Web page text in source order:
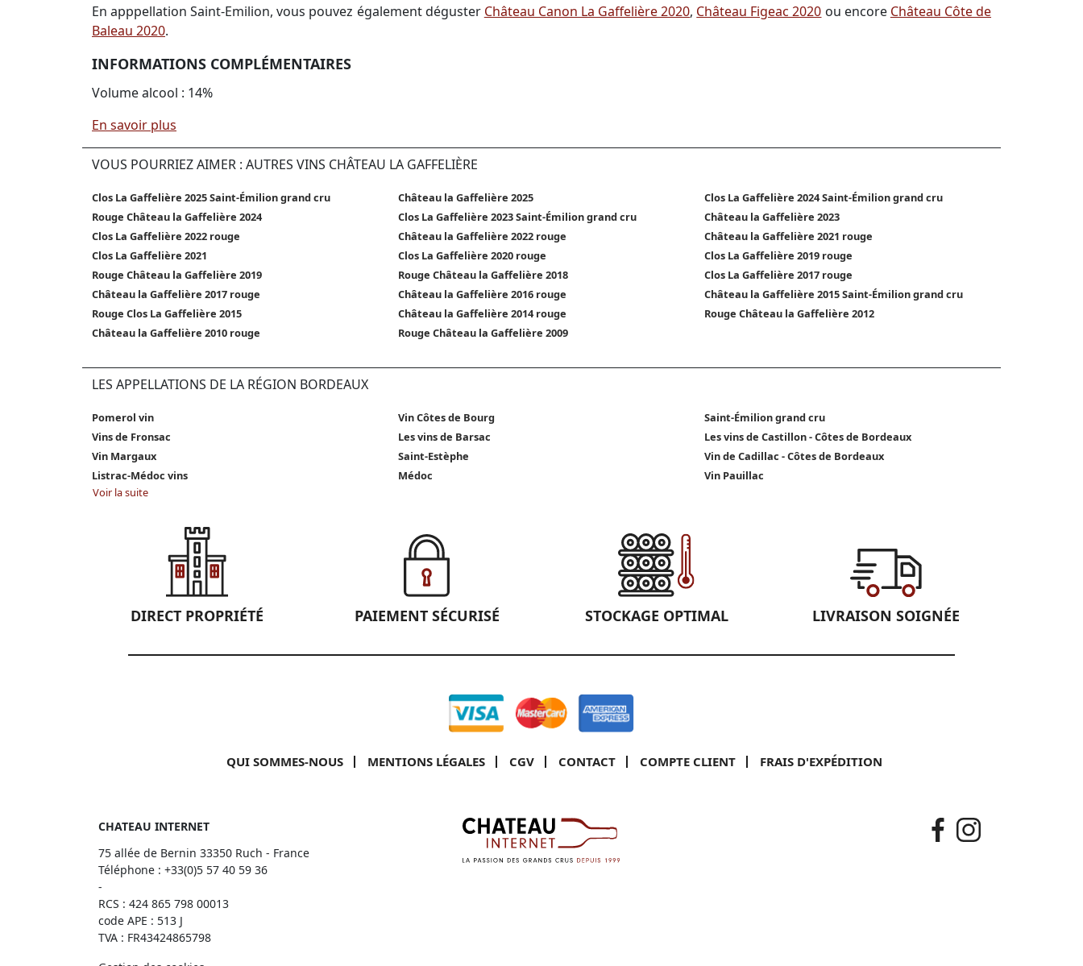
En apppellation Saint-Emilion, vous pouvez également déguster Château Canon La Gaffelière 2020, Château Figeac 2020 ou encore Château Côte de
Baleau 2020.
INFORMATIONS COMPLÉMENTAIRES
Volume alcool : 14%
En savoir plus
VOUS POURRIEZ AIMER : AUTRES VINS CHÂTEAU LA GAFFELIÈRE
Clos La Gaffelière 2025 Saint-Émilion grand cru Château la Gaffelière 2025
Clos La Gaffelière 2024 Saint-Émilion grand cru
Rouge Château la Gaffelière 2024
Clos La Gaffelière 2023 Saint-Émilion grand cru
Château la Gaffelière 2023
Clos La Gaffelière 2022 rouge
Château la Gaffelière 2022 rouge
Château la Gaffelière 2021 rouge
Clos La Gaffelière 2021
Clos La Gaffelière 2020 rouge
Clos La Gaffelière 2019 rouge
Rouge Château la Gaffelière 2019
Rouge Château la Gaffelière 2018
Clos La Gaffelière 2017 rouge
Château la Gaffelière 2017 rouge
Château la Gaffelière 2016 rouge
Château la Gaffelière 2015 Saint-Émilion grand cru
Rouge Clos La Gaffelière 2015
Château la Gaffelière 2014 rouge
Rouge Château la Gaffelière 2012
Château la Gaffelière 2010 rouge
Rouge Château la Gaffelière 2009
LES APPELLATIONS DE LA RÉGION BORDEAUX
Pomerol vin Vin Côtes de Bourg
Saint-Émilion grand cru
Vins de Fronsac
Les vins de Barsac
Les vins de Castillon - Côtes de Bordeaux
Vin Margaux
Saint-Estèphe
Vin de Cadillac - Côtes de Bordeaux
Listrac-Médoc vins
Médoc
Vin Pauillac
Voir la suite
DIRECT PROPRIÉTÉ PAIEMENT SÉCURISÉ STOCKAGE OPTIMAL LIVRAISON SOIGNÉE
QUI SOMMES-NOUS MENTIONS LÉGALES CGV CONTACT COMPTE CLIENT FRAIS D'EXPÉDITION
CHATEAU INTERNET
75 allée de Bernin 33350 Ruch - France
Téléphone : +33(0)5 57 40 59 36
-
RCS : 424 865 798 00013
code APE : 513 J
TVA : FR43424865798